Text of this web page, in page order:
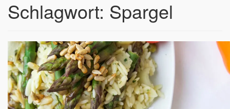
Schlagwort: Spargel